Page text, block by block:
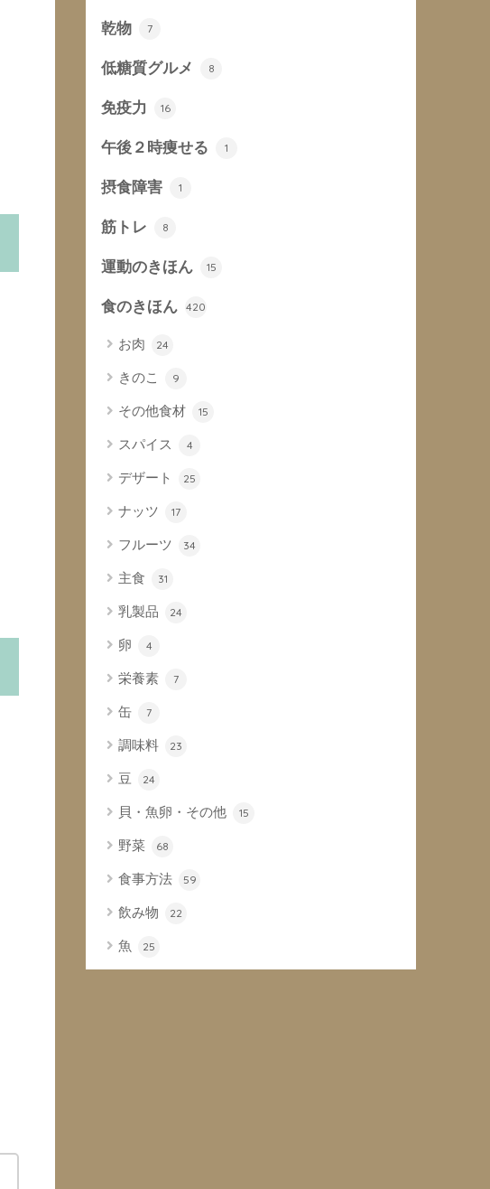
乾物 7
低糖質グルメ 8
免疫力 16
午後２時痩せる 1
摂食障害 1
筋トレ 8
運動のきほん 15
食のきほん 420
お肉 24
きのこ 9
その他食材 15
スパイス 4
デザート 25
ナッツ 17
フルーツ 34
主食 31
乳製品 24
卵 4
栄養素 7
缶 7
調味料 23
豆 24
貝・魚卵・その他 15
野菜 68
食事方法 59
飲み物 22
魚 25